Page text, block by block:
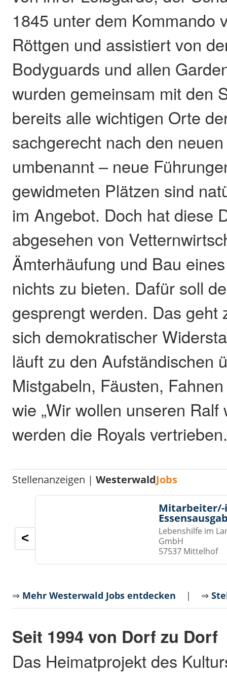
1845 unter dem Kommando
Röttgen und assistiert von
Bodyguards und allen
wurden gemeinsam mit den
bereits alle wichtigen Orte
sachgerecht nach den
umbenannt – neue
gewidmeten Plätzen sind
im Angebot. Doch hat diese
abgesehen von
Ämterhäufung und Bau
nichts zu bieten. Dafür soll
gesprengt werden. Das geht
sich demokratischer
läuft zu den Aufständischen
Mistgabeln, Fäusten,
wie „Wir wollen unseren Ralf
werden die Royals
Stellenanzeigen |WesterwaldJobs
Lebenshilfe im
GmbH
57537 Mittelhof
<
⇒ Mehr Westerwald Jobs entdecken | ⇒
Seit 1994 von Dorf zu Dorf
Das Heimatprojekt des